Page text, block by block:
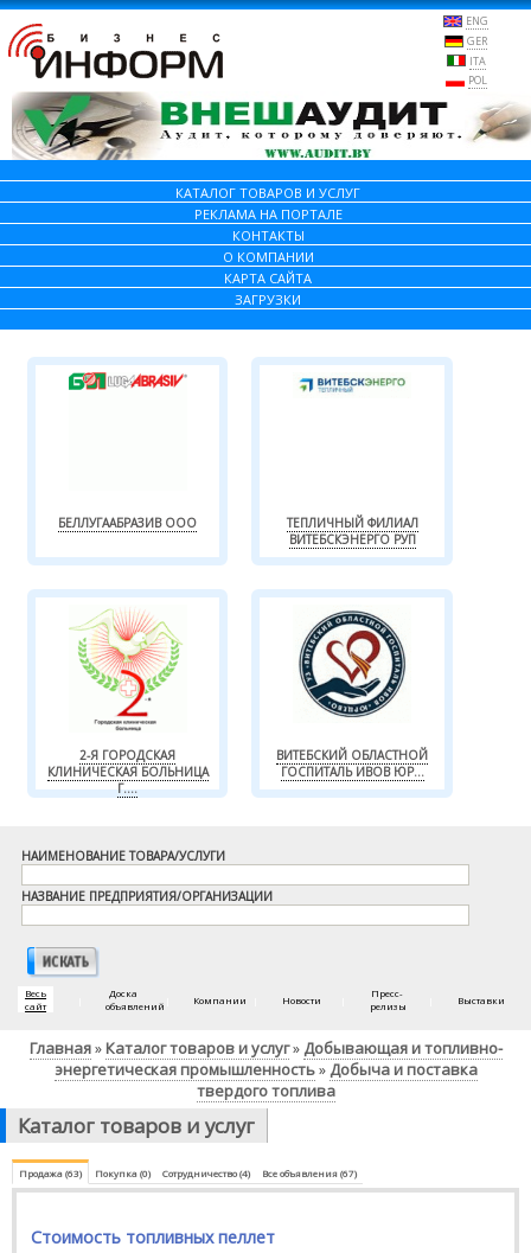
ENG
GER
ITA
POL
КАТАЛОГ ТОВАРОВ И УСЛУГ
РЕКЛАМА НА ПОРТАЛЕ
КОНТАКТЫ
О КОМПАНИИ
КАРТА САЙТА
ЗАГРУЗКИ
БЕЛЛУГААБРАЗИВ ООО
ТЕПЛИЧНЫЙ ФИЛИАЛ
ВИТЕБСКЭНЕРГО РУП
2-Я ГОРОДСКАЯ
КЛИНИЧЕСКАЯ БОЛЬНИЦА
Г....
ВИТЕБСКИЙ ОБЛАСТНОЙ
ГОСПИТАЛЬ ИВОВ ЮР...
НАИМЕНОВАНИЕ ТОВАРА/УСЛУГИ
НАЗВАНИЕ ПРЕДПРИЯТИЯ/ОРГАНИЗАЦИИ
Весь
сайт
Доска
объявлений
Компании Новости
Пресс-
релизы
Выставки
Главная» Каталог товаров и услуг» Добывающая и топливно-
энергетическая промышленность» Добыча и поставка
твердого топлива
Каталог товаров и услуг
Продажа (63) Покупка (0) Сотрудничество (4) Все объявления (67)
Стоимость топливных пеллет